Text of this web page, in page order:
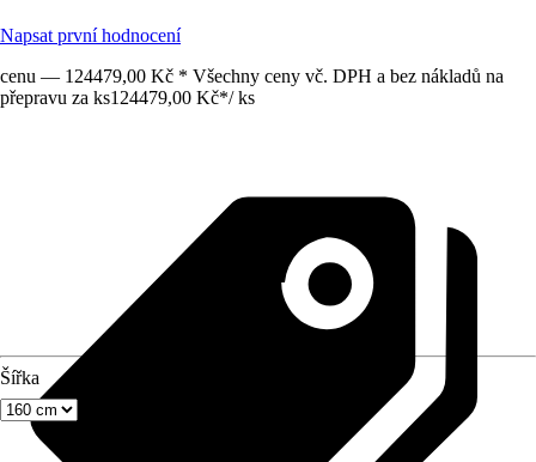
Napsat první hodnocení
cenu — 124479,00 Kč * Všechny ceny vč. DPH a bez nákladů na
přepravu za ks124479,00 Kč*/ ks
Šířka